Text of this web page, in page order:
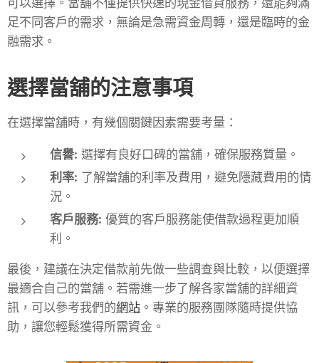
足不同客戶的需求，無論是急需資金周轉，還是臨時的金
融需求。
選擇當舖的注意事項
在選擇當舖時，有幾個關鍵因素需要考量：
信譽: 選擇有良好口碑的當舖，確保服務質量。
利率: 了解當舖的利率及費用，避免隱藏費用的情
況。
客戶服務: 優質的客戶服務能使借款過程更加順
利。
最後，建議在決定借款前先做一些調查與比較，以便選擇
最適合自己的當舖。若需進一步了解各家當舖的詳細資
訊，可以參考我們的網站 。專業的服務團隊隨時提供協
助，讓您輕鬆獲得所需資金。